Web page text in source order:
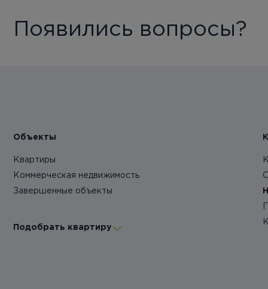
Появились вопросы?
Объекты
Квартиры
Коммерческая недвижимость
Завершенные объекты
Подобрать квартиру